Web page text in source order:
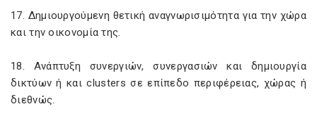
17. Δημιουργούμενη θετική αναγνωρισιμότητα για την χώρα
και την οικονομία της.
18. Ανάπτυξη συνεργιών, συνεργασιών και δημιουργία
δικτύων ή και clusters σε επίπεδο περιφέρειας, χώρας ή
διεθνώς.